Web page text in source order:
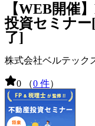
【WEB開催
投資セミナ
了]
株式会社ベルテック
0 （0 件）